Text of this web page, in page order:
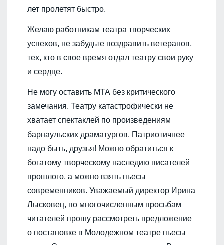
лет пролетят быстро.
Желаю работникам театра творческих
успехов, не забудьте поздравить ветеранов,
тех, кто в свое время отдал театру свои руку
и сердце.
Не могу оставить МТА без критического
замечания. Театру катастрофически не
хватает спектаклей по произведениям
барнаульских драматургов. Патриотичнее
надо быть, друзья! Можно обратиться к
богатому творческому наследию писателей
прошлого, а можно взять пьесы
современников. Уважаемый директор Ирина
Лысковец, по многочисленным просьбам
читателей прошу рассмотреть предложение
о постановке в Молодежном театре пьесы